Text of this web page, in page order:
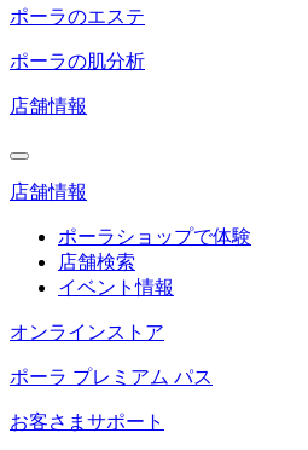
ポーラのエステ
ポーラの肌分析
店舗情報
店舗情報
ポーラショップで体験
店舗検索
イベント情報
オンラインストア
ポーラ プレミアム パス
お客さまサポート